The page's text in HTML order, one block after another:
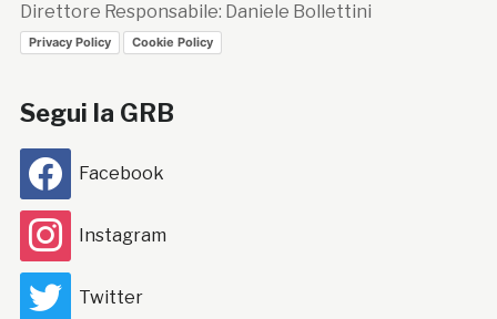
Direttore Responsabile: Daniele Bollettini
Privacy Policy Cookie Policy
Segui la GRB
Facebook
Instagram
Twitter